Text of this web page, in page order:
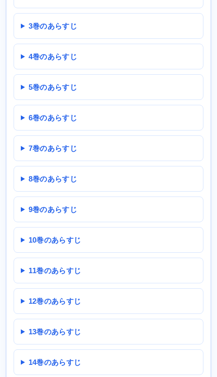
3巻のあらすじ
4巻のあらすじ
5巻のあらすじ
6巻のあらすじ
7巻のあらすじ
8巻のあらすじ
9巻のあらすじ
10巻のあらすじ
11巻のあらすじ
12巻のあらすじ
13巻のあらすじ
14巻のあらすじ